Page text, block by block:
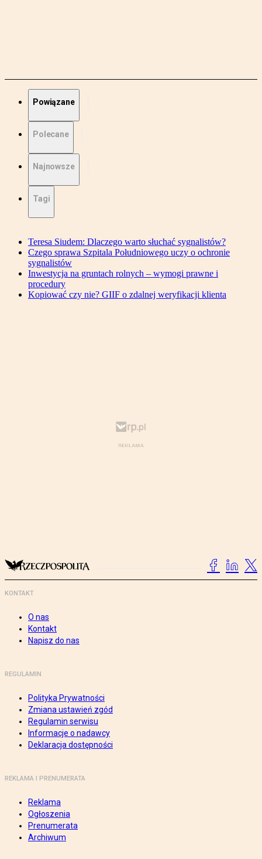
Powiązane
Polecane
Najnowsze
Tagi
Teresa Siudem: Dlaczego warto słuchać sygnalistów?
Czego sprawa Szpitala Południowego uczy o ochronie
sygnalistów
Inwestycja na gruntach rolnych – wymogi prawne i
procedury
Kopiować czy nie? GIIF o zdalnej weryfikacji klienta
KONTAKT
O nas
Kontakt
Napisz do nas
REGULAMIN
Polityka Prywatności
Zmiana ustawień zgód
Regulamin serwisu
Informacje o nadawcy
Deklaracja dostępności
REKLAMA I PRENUMERATA
Reklama
Ogłoszenia
Prenumerata
Archiwum